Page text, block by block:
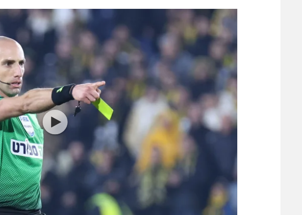
תקנון משתתפים וזוכים בפרסים
תקנון עבור פעילות אלקטרה
תקנון עבור פעילות ספורט 1 – "מרלן"
גיימינג E-Sports
תנאי שימוש
מדיניות פרטיות
תקנון פעילות ספורט 1
רשיון להקרנה פומבית לבית עסק
הצטרפות לחבילת הערוצים
לוח דרושים – ג'ובנט
הפועל תל אביב
הפועל חיפה
הפועל באר שבע
מכבי נתניה
בני יהודה
ליגה
ליגה